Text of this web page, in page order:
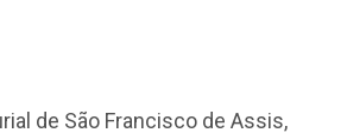
de São Francisco de Assis,